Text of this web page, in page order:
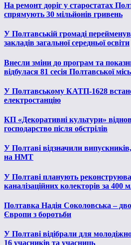
На ремонт доріг у старостатах
спрямують 30 мільйонів гривень
У Полтавській громаді
закладів загальної середньої освіти
Внесли зміни до програм та
відбулася 81 сесія Полтавської
У Полтавському КАТП-1628
електростанцію
КП «Декоративні культури»
господарство після обстрілів
У Полтаві відзначили
на НМТ
У Полтаві планують
каналізаційних колекторів за 400
Полтавка Надія Соколовська –
Європи з боротьби
У Полтаві відібрали для
16 учасників та учасниць